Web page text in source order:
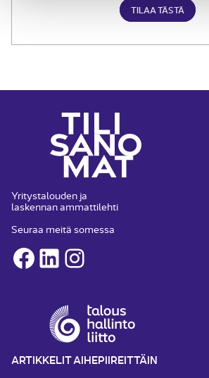
TILAA TÄSTÄ
Yritystalouden ja
laskennan ammattilehti
Seuraa meitä somessa
Facebook
LinkedInInstagram
ARTIKKELIT AIHEPIIREITTÄIN